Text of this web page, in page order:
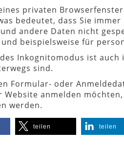
privaten
bedeutet, dass Sie
andere Daten nicht
beispielsweise für
Inkognitomodus ist
sind.
Formular- oder
Website anmelden
werden.
teilen teilen